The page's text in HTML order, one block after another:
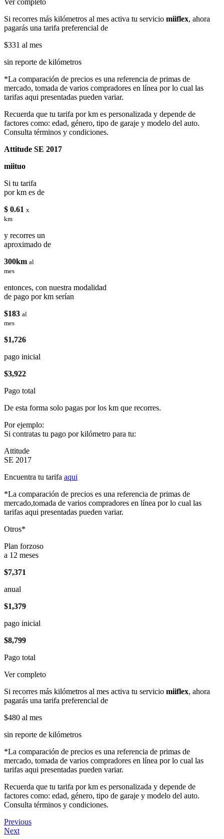
Si recorres más kilómetros al mes activa tu servicio miiflex, ahora
pagarás una tarifa preferencial de
$331 al mes
sin reporte de kilómetros
*La comparación de precios es una referencia de primas de
mercado, tomada de varios compradores en línea por lo cual las
tarifas aqui presentadas pueden variar.
Recuerda que tu tarifa por km es personalizada y depende de
factores como: edad, género, tipo de garaje y modelo del auto.
Consulta términos y condiciones.
Attitude SE 2017
miituo
Si tu tarifa
por km es de
$ 0.61 x
km
y recorres un
aproximado de
300km al
mes
entonces, con nuestra modalidad
de pago por km serían
$183 al
mes
$1,726
pago inicial
$3,922
Pago total
De esta forma solo pagas por los km que recorres.
Por ejemplo:
Si contratas tu pago por kilómetro para tu:
Attitude
SE 2017
Encuentra tu tarifa aqui
*La comparación de precios es una referencia de primas de
mercado,tomada de varios compradores en línea por lo cual las
tarifas aqui presentadas pueden variar.
Otros*
Plan forzoso
a 12 meses
$7,371
anual
$1,379
pago inicial
$8,799
Pago total
Ver completo
Si recorres más kilómetros al mes activa tu servicio miiflex, ahora
pagarás una tarifa preferencial de
$480 al mes
sin reporte de kilómetros
*La comparación de precios es una referencia de primas de
mercado, tomada de varios compradores en línea por lo cual las
tarifas aqui presentadas pueden variar.
Recuerda que tu tarifa por km es personalizada y depende de
factores como: edad, género, tipo de garaje y modelo del auto.
Consulta términos y condiciones.
Previous
Next